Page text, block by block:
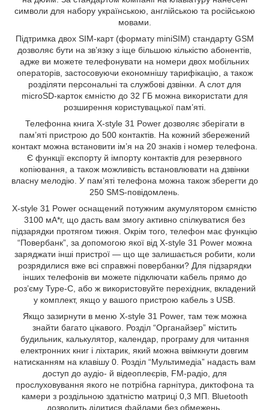
символи для набору українською, англійською та російською
мовами.
Підтримка двох SIM-карт (формату miniSIM) стандарту GSM
дозволяє бути на зв’язку з іще більшою кількістю абонентів,
адже ви можете телефонувати на номери двох мобільних
операторів, застосовуючи економнішу тарифікацію, а також
розділяти персональні та службові дзвінки. А слот для
microSD-карток ємністю до 32 ГБ можна використати для
розширення користувацької пам’яті.
Телефонна книга X-style 31 Power дозволяє зберігати в
пам’яті пристрою до 500 контактів. На кожний збережений
контакт можна встановити ім’я на 20 знаків і номер телефона.
Є функції експорту й імпорту контактів для резервного
копіювання, а також можливість встановлювати на дзвінки
власну мелодію. У пам’яті телефона можна також зберегти до
250 SMS-повідомлень.
X-style 31 Power оснащений потужним акумулятором ємністю
3100 мА*г, що дасть вам змогу активно спілкуватися без
підзарядки протягом тижня. Окрім того, телефон має функцію
“Повербанк”, за допомогою якої від X-style 31 Power можна
заряджати інші пристрої — що ще залишається робити, коли
розрядилися вже всі справжні повербанки? Для підзарядки
інших телефонів ви можете підключати кабель прямо до
роз’єму Type-C, або ж використовуйте перехідник, вкладений
у комплект, якщо у вашого пристрою кабель з USB.
Якщо зазирнути в меню X-style 31 Power, там теж можна
знайти багато цікавого. Розділ “Органайзер” містить
будильник, калькулятор, календар, програму для читання
електронних книг і ліхтарик, який можна ввімкнути довгим
натисканням на клавішу 0. Розділ “Мультимедіа” надасть вам
доступ до аудіо- й відеоплеєрів, FM-радіо, для
прослуховування якого не потрібна гарнітура, диктофона та
камери з роздільною здатністю матриці 0,3 МП. Bluetooth
дозволить ділитися файлами без обмежень.